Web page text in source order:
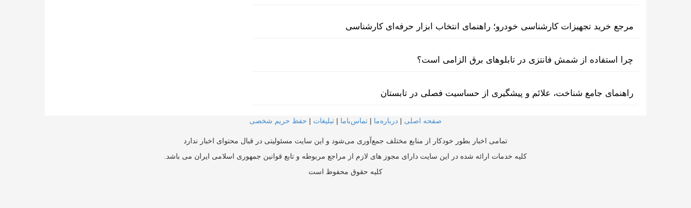
مرجع خرید تجهیزات کارشناسی خودرو؛ راهنمای انتخاب ابزار حرفه‌ای کارشناسی
چرا استفاده از شمش فانتزی در تابلوهای برق الزامی است؟
راهنمای جامع شناخت، علائم و پیشگیری از حساسیت فصلی در تابستان
صفحه اصلی | درباره‌ما | تماس‌با‌ما | تبلیغات | حفظ حریم شخصی
تمامی اخبار بطور خودکار از منابع مختلف جمع‌آوری می‌شود و این سایت مسئولیتی در قبال محتوای اخبار ندارد
کلیه خدمات ارائه شده در این سایت دارای مجوز های لازم از مراجع مربوطه و تابع قوانین جمهوری اسلامی ایران می باشد.
کلیه حقوق محفوظ است